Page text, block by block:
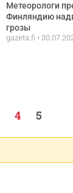
Метеорологи
Финляндию
грозы
gazeta.fi
4 5